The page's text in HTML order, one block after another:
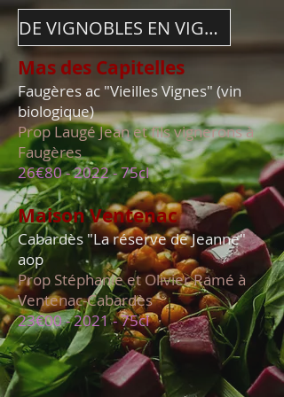
DE VIGNOBLES EN VIGNOBLES
Mas des Capitelles
Faugères ac "Vieilles Vignes" (vin
biologique)
Prop Laugé Jean et fils vignerons à
Faugères
26€80 - 2022- 75cl
Maison Ventenac
Cabardès "La réserve de Jeanne"
aop
Prop Stéphanie et Olivier Ramé à
Ventenac-Cabardès
23€00 - 2021 - 75cl